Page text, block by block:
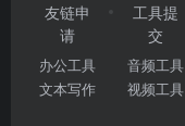
友链申
请
办公工具
文本写作
工具提
交
音频工具
视频工具